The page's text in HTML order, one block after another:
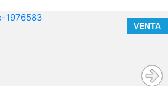
fotográfico, el tour virtual, el vídeo
VENTA